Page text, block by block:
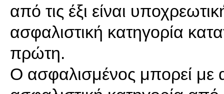
από τις έξι είναι
ασφαλιστική κατηγορία
πρώτη.
Ο ασφαλισμένος μπορεί με